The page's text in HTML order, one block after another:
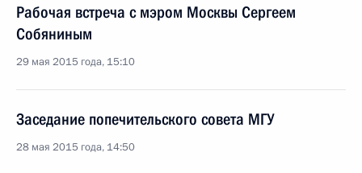
Рабочая встреча с мэром Москвы Сергеем
Собяниным
29 мая 2015 года, 15:10
Заседание попечительского совета МГУ
28 мая 2015 года, 14:50